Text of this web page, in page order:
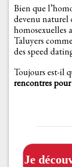
Bien que
devenu naturel
homosexuelles
Taluyers
des speed
Toujours est-il
rencontres
Je